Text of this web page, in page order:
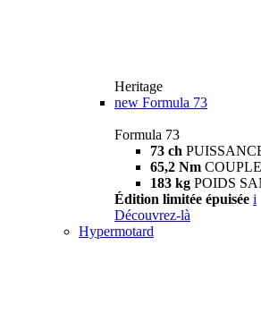
Heritage
new Formula 73
Formula 73
73 ch
65,2 Nm COUPLE
183 kg POIDS
Édition limitée épuisée i
Découvrez-là
Hypermotard